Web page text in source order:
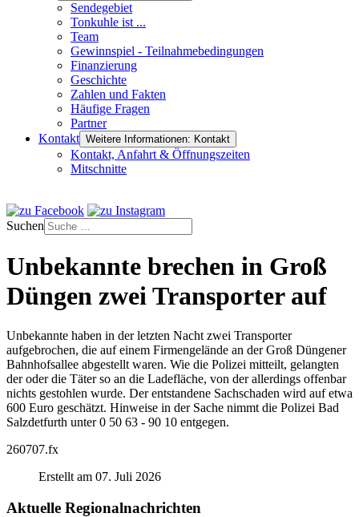
Sendegebiet
Tonkuhle ist ...
Team
Gewinnspiel - Teilnahmebedingungen
Finanzierung
Geschichte
Zahlen und Fakten
Häufige Fragen
Partner
Kontakt Weitere Informationen: Kontakt
Kontakt, Anfahrt & Öffnungszeiten
Mitschnitte
Suchen
Unbekannte brechen in Groß
Düngen zwei Transporter auf
Unbekannte haben in der letzten Nacht zwei Transporter
aufgebrochen, die auf einem Firmengelände an der Groß Düngener
Bahnhofsallee abgestellt waren. Wie die Polizei mitteilt, gelangten
der oder die Täter so an die Ladefläche, von der allerdings offenbar
nichts gestohlen wurde. Der entstandene Sachschaden wird auf etwa
600 Euro geschätzt. Hinweise in der Sache nimmt die Polizei Bad
Salzdetfurth unter 0 50 63 - 90 10 entgegen.
260707.fx
Erstellt am 07. Juli 2026
Aktuelle Regionalnachrichten